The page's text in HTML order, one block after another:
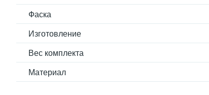
Фаска
Изготовление
Вес комплекта
Материал